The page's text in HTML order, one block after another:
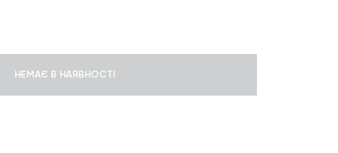
НЕМАЄ В НАЯВНОСТІ